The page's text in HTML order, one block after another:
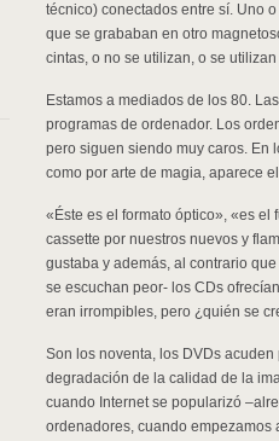
técnico) conectados entre sí. Uno
que se grababan en otro
cintas, o no se utilizan, o se
Estamos a mediados de los 80.
programas de ordenador. Los
pero siguen siendo muy caros. En
como por arte de magia, aparece
«Éste es el formato óptico», «es
cassette por nuestros nuevos y
gustaba y además, al contrario
se escuchan peor- los CDs
eran irrompibles, pero ¿quién se
Son los noventa, los DVDs
degradación de la calidad de la
cuando Internet se popularizó
ordenadores, cuando empezamos